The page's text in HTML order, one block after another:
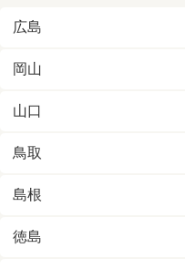
広島
岡山
山口
鳥取
島根
徳島